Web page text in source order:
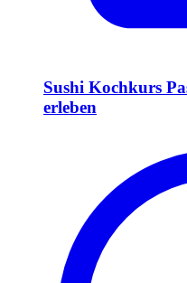
Sushi Kochkurs
erleben